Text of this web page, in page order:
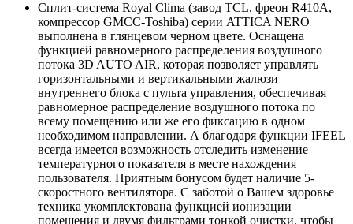
Сплит-система Royal Clima (завод TCL, фреон R410A,
компрессор GMCC-Toshiba) серии ATTICA NERO
выполнена в глянцевом черном цвете. Оснащена
функцией равномерного распределения воздушного
потока 3D AUTO AIR, которая позволяет управлять
горизонтальными и вертикальными жалюзи
внутреннего блока с пульта управления, обеспечивая
равномерное распределение воздушного потока по
всему помещению или же его фиксацию в одном
необходимом направлении. А благодаря функции IFEEL
всегда имеется возможность отследить изменение
температурного показателя в месте нахождения
пользователя. Приятным бонусом будет наличие 5-
скоростного вентилятора. С заботой о Вашем здоровье
техника укомплектована функцией ионизации
помещения и двумя фильтрами тонкой очистки, чтобы